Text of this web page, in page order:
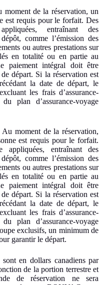
moment de la réservation, un
est requis pour le forfait. Des
entraînant des
comme l’émission des
ou autres prestations sur
en totalité ou en partie au
paiement intégral doit être
départ. Si la réservation est
la date de départ, le
les frais d’assurance-
plan d’assurance-voyage
Au moment de la réservation,
est requis pour le forfait.
appliquées, entraînant des
comme l’émission des
ou autres prestations sur
en totalité ou en partie au
paiement intégral doit être
départ. Si la réservation est
la date de départ, le
les frais d’assurance-
plan d’assurance-voyage
exclusifs, un minimum de
garantir le départ.
en dollars canadiens par
de la portion terrestre et
de réservation ne sera